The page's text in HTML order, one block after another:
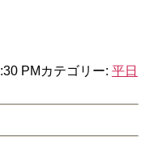
PM カテゴリー: 平日